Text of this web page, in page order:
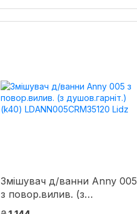
Змішувач д/ванни Anny 005
з повор.вилив. (з
душов.гарніт.) (k40)